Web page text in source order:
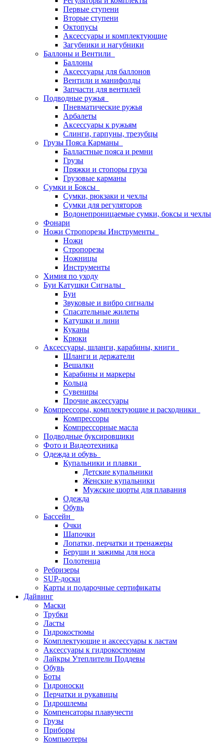
Первые ступени
Вторые ступени
Октопусы
Аксессуары и комплектующие
Загубники и нагубники
Баллоны и Вентили
Баллоны
Аксессуары для баллонов
Вентили и манифолды
Запчасти для вентилей
Подводные ружья
Пневматические ружья
Арбалеты
Аксессуары к ружьям
Слинги, гарпуны, трезубцы
Грузы Пояса Карманы
Балластные пояса и ремни
Грузы
Пряжки и стопоры груза
Грузовые карманы
Сумки и Боксы
Сумки, рюкзаки и чехлы
Сумки для регуляторов
Водонепроницаемые сумки, боксы и чехлы
Фонари
Ножи Стропорезы Инструменты
Ножи
Стропорезы
Ножницы
Инструменты
Химия по уходу
Буи Катушки Сигналы
Буи
Звуковые и вибро сигналы
Спасательные жилеты
Катушки и лини
Куканы
Крюки
Аксессуары, шланги, карабины, книги
Шланги и держатели
Вешалки
Карабины и маркеры
Кольца
Сувениры
Прочие аксессуары
Компрессоры, комплектующие и расходники
Компрессоры
Компрессорные масла
Подводные буксировщики
Фото и Видеотехника
Одежда и обувь
Купальники и плавки
Детские купальники
Женские купальники
Мужские шорты для плавания
Одежда
Обувь
Бассейн
Очки
Шапочки
Лопатки, перчатки и тренажеры
Беруши и зажимы для носа
Полотенца
Ребризеры
SUP-доски
Карты и подарочные сертификаты
Дайвинг
Маски
Трубки
Ласты
Гидрокостюмы
Комплектующие и аксессуары к ластам
Аксессуары к гидрокостюмам
Лайкры Утеплители Поддевы
Обувь
Боты
Гидроноски
Перчатки и рукавицы
Гидрошлемы
Компенсаторы плавучести
Грузы
Приборы
Компьютеры